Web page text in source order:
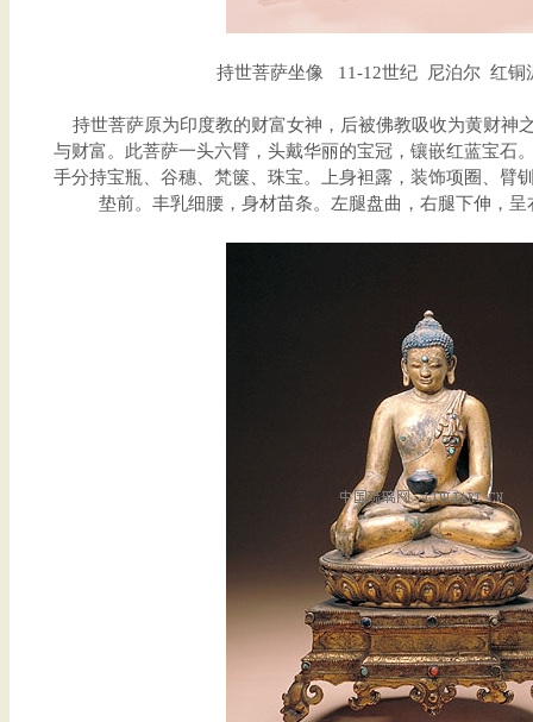
持世菩萨坐像 11-12世纪 尼泊尔 红铜
持世菩萨原为印度教的财富女神，后被佛教吸收为黄财神
与财富。此菩萨一头六臂，头戴华丽的宝冠，镶嵌红蓝宝石
手分持宝瓶、谷穗、梵箧、珠宝。上身袒露，装饰项圈、臂
垫前。丰乳细腰，身材苗条。左腿盘曲，右腿下伸，